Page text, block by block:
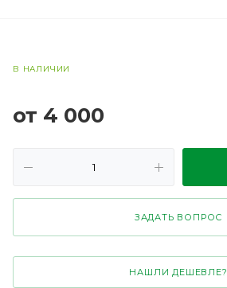
В НАЛИЧИИ
от 4 000
ЗАДАТЬ ВОПРОС
НАШЛИ ДЕШЕВЛЕ?